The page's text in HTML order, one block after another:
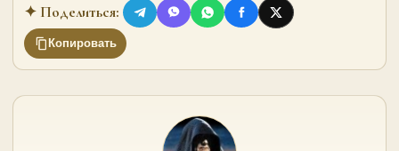
✦ Поделиться:
Копировать